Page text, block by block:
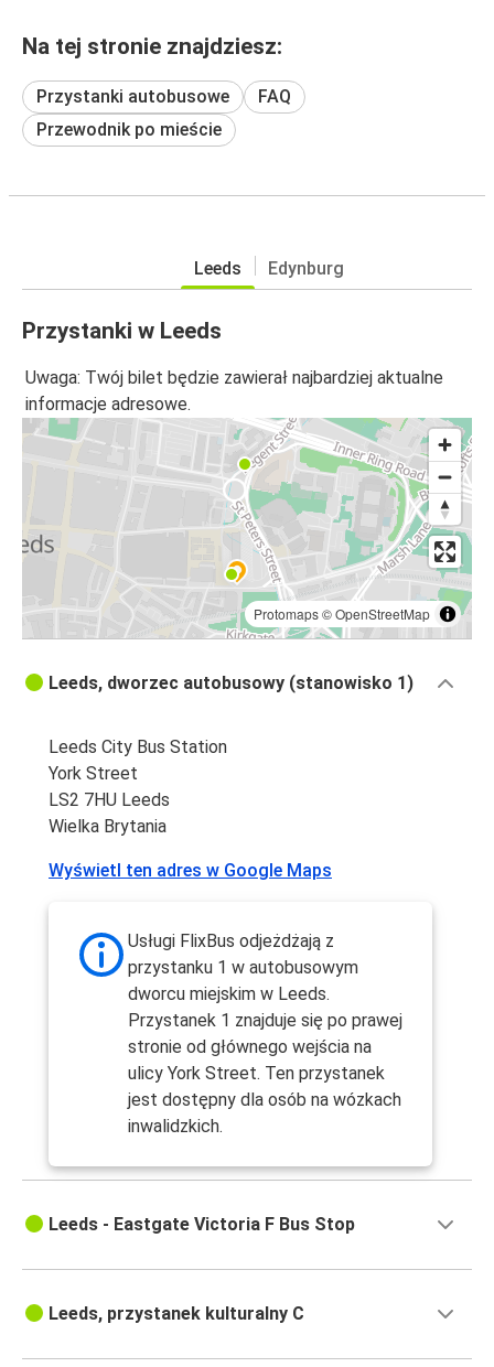
Na tej stronie znajdziesz:
Przystanki autobusowe
FAQ
Przewodnik po mieście
Leeds Edynburg
Przystanki w Leeds
Uwaga: Twój bilet będzie zawierał najbardziej aktualne
informacje adresowe.
Protomaps©OpenStreetMap
Leeds, dworzec autobusowy (stanowisko 1)
Leeds City Bus Station
York Street
LS2 7HU Leeds
Wielka Brytania
Wyświetl ten adres w Google Maps
Usługi FlixBus odjeżdżają z
przystanku 1 w autobusowym
dworcu miejskim w Leeds.
Przystanek 1 znajduje się po prawej
stronie od głównego wejścia na
ulicy York Street. Ten przystanek
jest dostępny dla osób na wózkach
inwalidzkich.
Leeds - Eastgate Victoria F Bus Stop
Leeds, przystanek kulturalny C